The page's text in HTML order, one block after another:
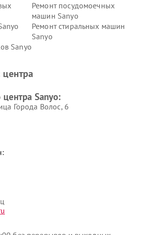
Ремонт посудомоечных
машин Sanyo
Ремонт стиральных машин
Sanyo
Sanyo
Sanyo:
Города Волос, 6